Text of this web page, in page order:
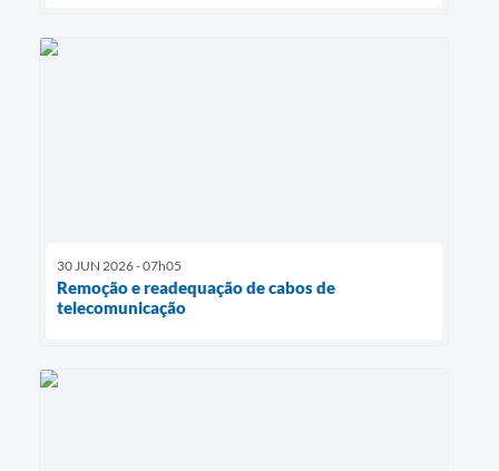
30 JUN 2026 - 07h05
Remoção e readequação de cabos de
telecomunicação